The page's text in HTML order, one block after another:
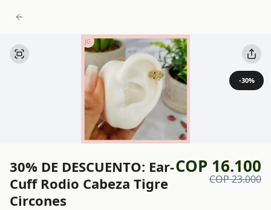
-30%
30% DE DESCUENTO: Ear-
Cuff Rodio Cabeza Tigre
Circones
COP 16.100
COP 23.000